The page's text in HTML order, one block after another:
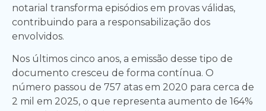
notarial transforma episódios em provas válidas,
contribuindo para a responsabilização dos
envolvidos.
Nos últimos cinco anos, a emissão desse tipo de
documento cresceu de forma contínua. O
número passou de 757 atas em 2020 para cerca de
2 mil em 2025, o que representa aumento de 164%